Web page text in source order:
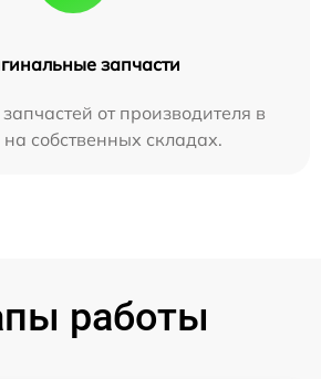
запчасти
от производителя в
собственных складах.
работы